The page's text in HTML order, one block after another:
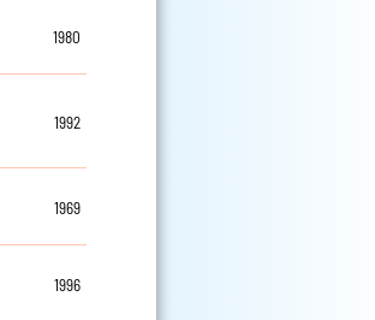
1980
1992
1969
1996